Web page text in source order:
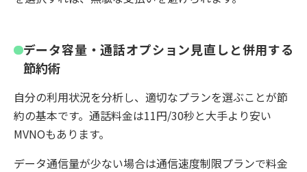
データ容量・通話オプション見直しと併用する
節約術
自分の利用状況を分析し、適切なプランを選ぶことが節
約の基本です。通話料金は11円/30秒と大手より安い
MVNOもあります。
データ通信量が少ない場合は通信速度制限プランで料金